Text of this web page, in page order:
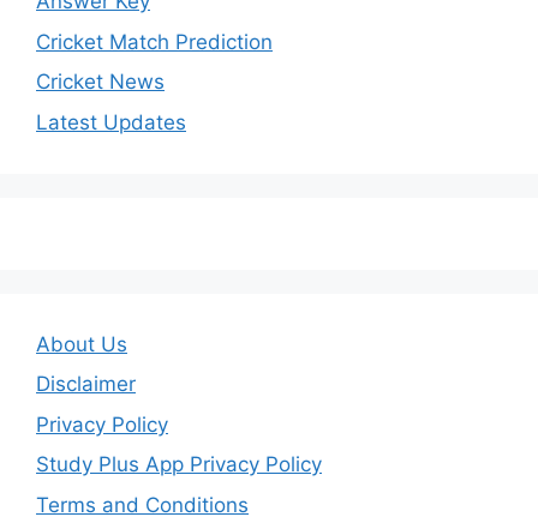
Cricket Match Prediction
Cricket News
Latest Updates
About Us
Disclaimer
Privacy Policy
Study Plus App Privacy Policy
Terms and Conditions